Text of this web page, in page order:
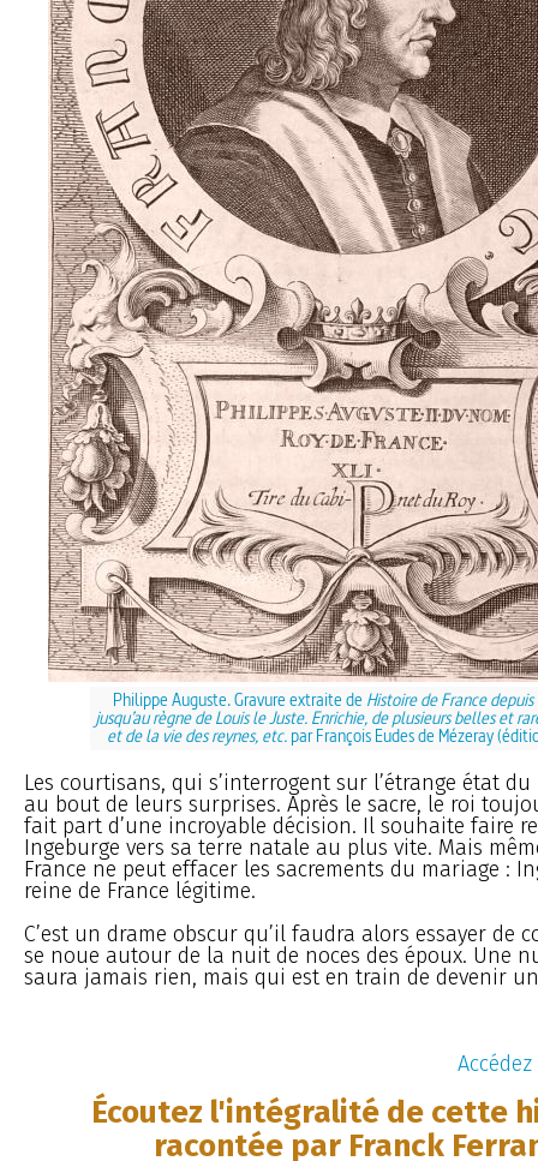
Philippe Auguste. Gravure extraite de Histoire de France
jusqu’au règne de Louis le Juste. Enrichie, de plusieurs belles et
et de la vie des reynes, etc. par François Eudes de Mézeray
Les courtisans, qui s’interrogent sur l’étrange état
au bout de leurs surprises. Après le sacre, le roi
fait part d’une incroyable décision. Il souhaite faire
Ingeburge vers sa terre natale au plus vite. Mais
France ne peut effacer les sacrements du mariage :
reine de France légitime.
C’est un drame obscur qu’il faudra alors essayer de
se noue autour de la nuit de noces des époux. Une
saura jamais rien, mais qui est en train de devenir
Écoutez l'intégralité de cette
racontée par Franck